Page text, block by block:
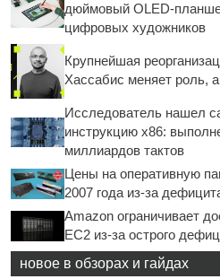
дюймовый OLED-
цифровых художников
Крупнейшая
Хассабис меняет роль,
Исследователь нашел
инструкцию x86:
миллиардов тактов
Цены на оперативную
2007 года из-за
Amazon ограничивает
EC2 из-за острого
новое в обзорах и гайдах